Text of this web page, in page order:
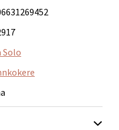
Solo
Sartor
Velg